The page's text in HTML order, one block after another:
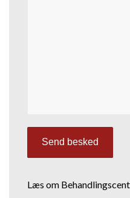
Læs om